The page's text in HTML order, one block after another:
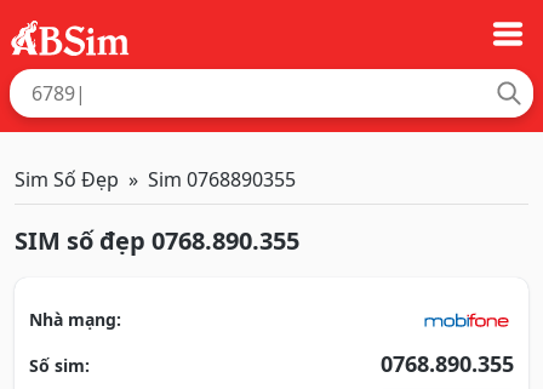
Sim Số Đẹp Sim 0768890355
SIM số đẹp 0768.890.355
Nhà mạng:
Số sim:
0768.890.355